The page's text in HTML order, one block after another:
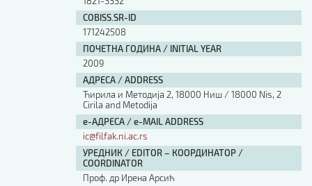
COBISS.SR-ID
171242508
ПОЧЕТНА ГОДИНА / INITIAL YEAR
2009
АДРЕСА / ADDRESS
Ћирила и Методија 2, 18000 Ниш / 18000 Nis, 2
Cirila and Metodija
е-АДРЕСА / e-MAIL ADDRESS
ic@filfak.ni.ac.rs
УРЕДНИК / EDITOR – КООРДИНАТОР /
COORDINATOR
Проф. др Ирена Арсић